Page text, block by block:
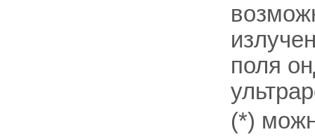
поля
(*)